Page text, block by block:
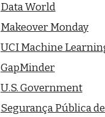
Data World
Makeover Monday
UCI Machine
GapMinder
U.S. Government
Segurança Pública